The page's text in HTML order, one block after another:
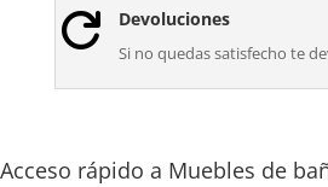
 Devoluciones
Si no quedas satisfecho te
Acceso rápido a Muebles de